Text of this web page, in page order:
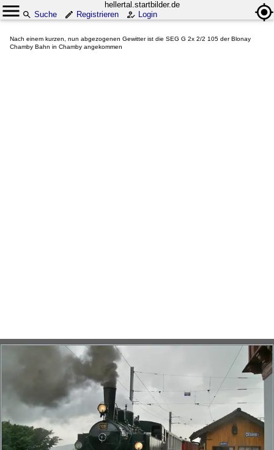
hellertal.startbilder.de
Suche
Registrieren Login
Nach einem kurzen, nun abgezogenen Gewitter ist die SEG G 2x 2/2 105 der Blonay
Chamby Bahn in Chamby angekommen